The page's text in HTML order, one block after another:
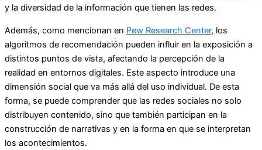
y la diversidad de la información que tienen las redes.
Además, como mencionan en Pew Research Center, los
algoritmos de recomendación pueden influir en la exposición a
distintos puntos de vista, afectando la percepción de la
realidad en entornos digitales. Este aspecto introduce una
dimensión social que va más allá del uso individual. De esta
forma, se puede comprender que las redes sociales no solo
distribuyen contenido, sino que también participan en la
construcción de narrativas y en la forma en que se interpretan
los acontecimientos.